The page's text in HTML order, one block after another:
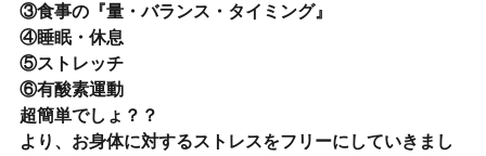
③食事の『量・バランス・タイミング』
④睡眠・休息
⑤ストレッチ
⑥有酸素運動
超簡単でしょ？？
より、お身体に対するストレスをフリーにしていきまし